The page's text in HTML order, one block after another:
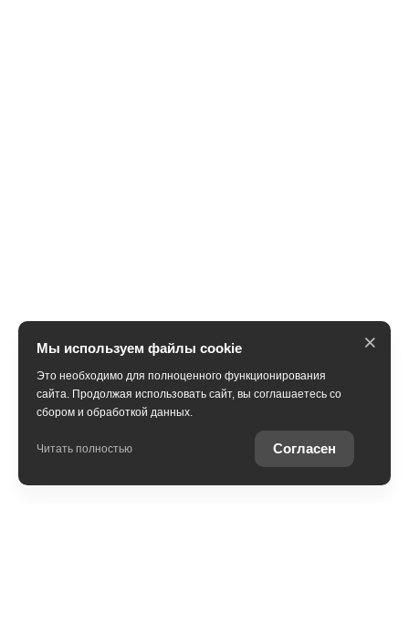
ПОЛУЧИТЬ КОНСУЛЬТАЦИЮ
Мы используем файлы cookie
Это необходимо для полноценного функционирования
сайта. Продолжая использовать сайт, вы соглашаетесь со
сбором и обработкой данных.
Читать полностью Согласен
×